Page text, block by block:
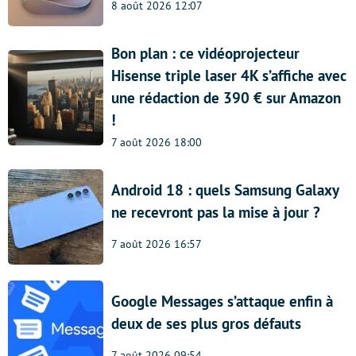
8 août 2026 12:07
Bon plan : ce vidéoprojecteur
Hisense triple laser 4K s’affiche avec
une rédaction de 390 € sur Amazon
!
7 août 2026 18:00
Android 18 : quels Samsung Galaxy
ne recevront pas la mise à jour ?
7 août 2026 16:57
Google Messages s’attaque enfin à
deux de ses plus gros défauts